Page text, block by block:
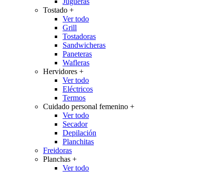
Tostado +
Ver todo
Grill
Tostadoras
Sandwicheras
Paneteras
Wafleras
Hervidores +
Ver todo
Eléctricos
Termos
Cuidado personal femenino +
Ver todo
Secador
Depilación
Planchitas
Freidoras
Planchas +
Ver todo